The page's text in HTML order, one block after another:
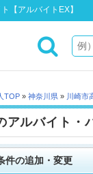
【アルバイトEX】
TOP » 神奈川県 » 川崎市
アルバイト・
件の追加・変更